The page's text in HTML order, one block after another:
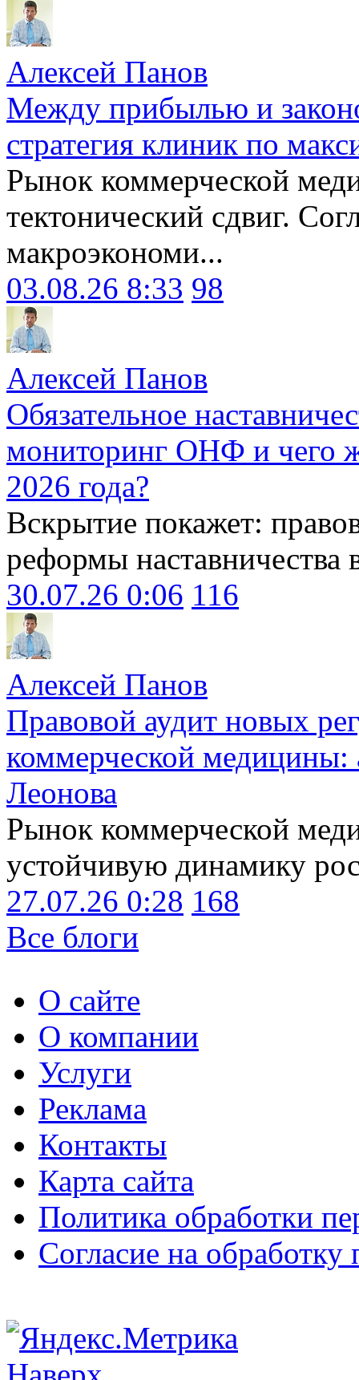
Алексей Панов
Между прибылью и
стратегия клиник по
Рынок коммерческой
тектонический сдвиг.
макроэкономи...
03.08.26 8:33 98
Алексей Панов
Обязательное
мониторинг ОНФ и чего
2026 года?
Вскрытие покажет:
реформы наставничества
30.07.26 0:06 116
Алексей Панов
Правовой аудит новых
коммерческой медицины:
Леонова
Рынок коммерческой
устойчивую динамику
27.07.26 0:28 168
Все блоги
О сайте
О компании
Услуги
Реклама
Контакты
Карта сайта
Политика обработки
Согласие на